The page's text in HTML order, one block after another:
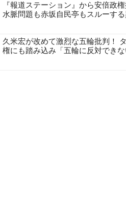
『報道ステーション』から安倍政
水脈問題も赤坂自民亭もスルーす
久米宏が改めて激烈な五輪批判！
権にも踏み込み「五輪に反対できな